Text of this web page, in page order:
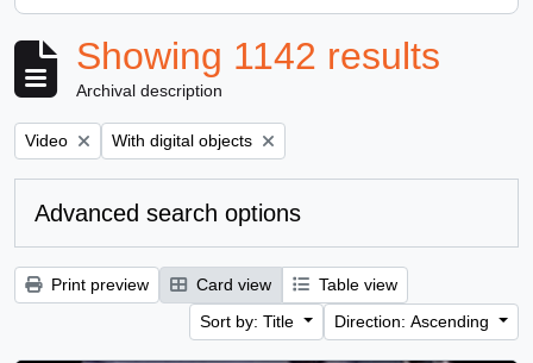
Showing 1142 results
Archival description
Remove filter:
Video Remove filter:
With digital objects
Advanced search options
Print preview Card view
Table view
Sort by: Title
Direction: Ascending